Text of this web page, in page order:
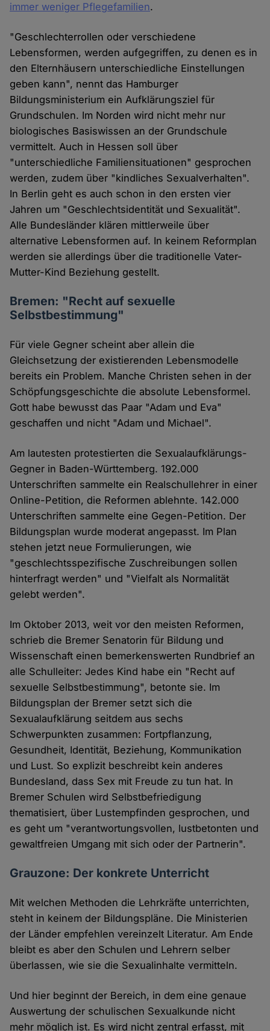
immer weniger Pflegefamilien.
"Geschlechterrollen oder verschiedene
Lebensformen, werden aufgegriffen, zu denen es in
den Elternhäusern unterschiedliche Einstellungen
geben kann", nennt das Hamburger
Bildungsministerium ein Aufklärungsziel für
Grundschulen. Im Norden wird nicht mehr nur
biologisches Basiswissen an der Grundschule
vermittelt. Auch in Hessen soll über
"unterschiedliche Familiensituationen" gesprochen
werden, zudem über "kindliches Sexualverhalten".
In Berlin geht es auch schon in den ersten vier
Jahren um "Geschlechtsidentität und Sexualität".
Alle Bundesländer klären mittlerweile über
alternative Lebensformen auf. In keinem Reformplan
werden sie allerdings über die traditionelle Vater-
Mutter-Kind Beziehung gestellt.
Bremen: "Recht auf sexuelle
Selbstbestimmung"
Für viele Gegner scheint aber allein die
Gleichsetzung der existierenden Lebensmodelle
bereits ein Problem. Manche Christen sehen in der
Schöpfungsgeschichte die absolute Lebensformel.
Gott habe bewusst das Paar "Adam und Eva"
geschaffen und nicht "Adam und Michael".
Am lautesten protestierten die Sexualaufklärungs-
Gegner in Baden-Württemberg. 192.000
Unterschriften sammelte ein Realschullehrer in einer
Online-Petition, die Reformen ablehnte. 142.000
Unterschriften sammelte eine Gegen-Petition. Der
Bildungsplan wurde moderat angepasst. Im Plan
stehen jetzt neue Formulierungen, wie
"geschlechtsspezifische Zuschreibungen sollen
hinterfragt werden" und "Vielfalt als Normalität
gelebt werden".
Im Oktober 2013, weit vor den meisten Reformen,
schrieb die Bremer Senatorin für Bildung und
Wissenschaft einen bemerkenswerten Rundbrief an
alle Schulleiter: Jedes Kind habe ein "Recht auf
sexuelle Selbstbestimmung", betonte sie. Im
Bildungsplan der Bremer setzt sich die
Sexualaufklärung seitdem aus sechs
Schwerpunkten zusammen: Fortpflanzung,
Gesundheit, Identität, Beziehung, Kommunikation
und Lust. So explizit beschreibt kein anderes
Bundesland, dass Sex mit Freude zu tun hat. In
Bremer Schulen wird Selbstbefriedigung
thematisiert, über Lustempfinden gesprochen, und
es geht um "verantwortungsvollen, lustbetonten und
gewaltfreien Umgang mit sich oder der Partnerin".
Grauzone: Der konkrete Unterricht
Mit welchen Methoden die Lehrkräfte unterrichten,
steht in keinem der Bildungspläne. Die Ministerien
der Länder empfehlen vereinzelt Literatur. Am Ende
bleibt es aber den Schulen und Lehrern selber
überlassen, wie sie die Sexualinhalte vermitteln.
Und hier beginnt der Bereich, in dem eine genaue
Auswertung der schulischen Sexualkunde nicht
mehr möglich ist. Es wird nicht zentral erfasst, mit